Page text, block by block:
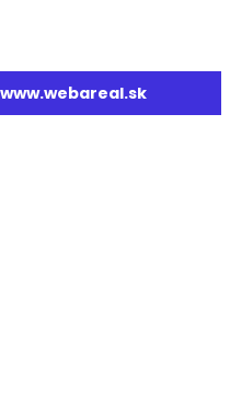
www.webareal.sk